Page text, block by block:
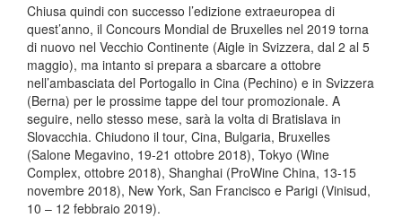
Chiusa quindi con successo l’edizione extraeuropea di
quest’anno, il Concours Mondial de Bruxelles nel 2019 torna
di nuovo nel Vecchio Continente (Aigle in Svizzera, dal 2 al 5
maggio), ma intanto si prepara a sbarcare a ottobre
nell’ambasciata del Portogallo in Cina (Pechino) e in Svizzera
(Berna) per le prossime tappe del tour promozionale. A
seguire, nello stesso mese, sarà la volta di Bratislava in
Slovacchia. Chiudono il tour, Cina, Bulgaria, Bruxelles
(Salone Megavino, 19-21 ottobre 2018), Tokyo (Wine
Complex, ottobre 2018), Shanghai (ProWine China, 13-15
novembre 2018), New York, San Francisco e Parigi (Vinisud,
10 – 12 febbraio 2019).